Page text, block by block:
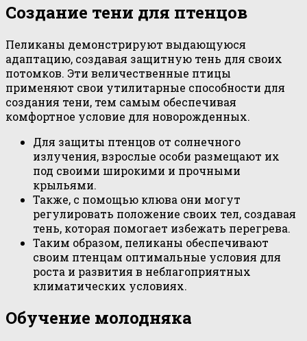
Создание тени для птенцов
Пеликаны демонстрируют выдающуюся
адаптацию, создавая защитную тень для своих
потомков. Эти величественные птицы
применяют свои утилитарные способности для
создания тени, тем самым обеспечивая
комфортное условие для новорожденных.
Для защиты птенцов от солнечного
излучения, взрослые особи размещают их
под своими широкими и прочными
крыльями.
Также, с помощью клюва они могут
регулировать положение своих тел, создавая
тень, которая помогает избежать перегрева.
Таким образом, пеликаны обеспечивают
своим птенцам оптимальные условия для
роста и развития в неблагоприятных
климатических условиях.
Обучение молодняка